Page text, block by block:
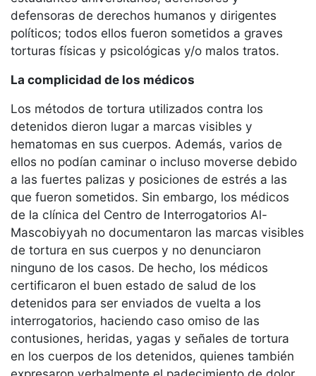
defensoras de derechos humanos y dirigentes
políticos; todos ellos fueron sometidos a graves
torturas físicas y psicológicas y/o malos tratos.
La complicidad de los médicos
Los métodos de tortura utilizados contra los
detenidos dieron lugar a marcas visibles y
hematomas en sus cuerpos. Además, varios de
ellos no podían caminar o incluso moverse debido
a las fuertes palizas y posiciones de estrés a las
que fueron sometidos. Sin embargo, los médicos
de la clínica del Centro de Interrogatorios Al-
Mascobiyyah no documentaron las marcas visibles
de tortura en sus cuerpos y no denunciaron
ninguno de los casos. De hecho, los médicos
certificaron el buen estado de salud de los
detenidos para ser enviados de vuelta a los
interrogatorios, haciendo caso omiso de las
contusiones, heridas, yagas y señales de tortura
en los cuerpos de los detenidos, quienes también